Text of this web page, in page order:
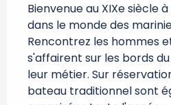
Bienvenue au XIXe siècle
dans le monde des
Rencontrez les hommes
s'affairent sur les bords
leur métier. Sur
bateau traditionnel sont